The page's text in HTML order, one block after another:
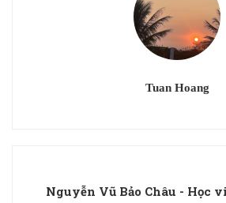
Tuan Hoang
Nguyễn Vũ Bảo Châu - Học